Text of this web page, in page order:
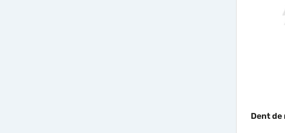
Dent de